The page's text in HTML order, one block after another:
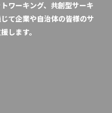
ワーキング、共創型サーキ
て企業や自治体の皆様のサ
します。